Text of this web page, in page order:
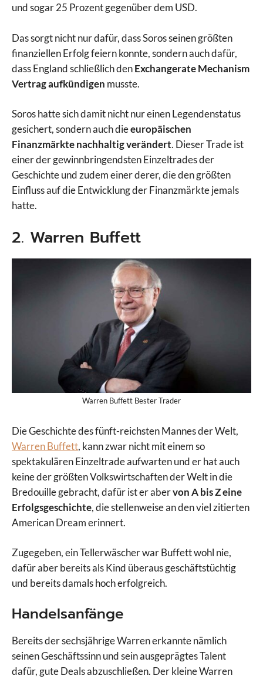
und sogar 25 Prozent gegenüber dem USD.
Das sorgt nicht nur dafür, dass Soros seinen größten
finanziellen Erfolg feiern konnte, sondern auch dafür,
dass England schließlich denExchangerate Mechanism
Vertrag aufkündigen musste.
Soros hatte sich damit nicht nur einen Legendenstatus
gesichert, sondern auch dieeuropäischen
Finanzmärkte nachhaltig verändert. Dieser Trade ist
einer der gewinnbringendsten Einzeltrades der
Geschichte und zudem einer derer, die den größten
Einfluss auf die Entwicklung der Finanzmärkte jemals
hatte.
2. Warren Buffett
Warren Buffett Bester Trader
Die Geschichte des fünft-reichsten Mannes der Welt,
Warren Buffett, kann zwar nicht mit einem so
spektakulären Einzeltrade aufwarten und er hat auch
keine der größten Volkswirtschaften der Welt in die
Bredouille gebracht, dafür ist er abervon A bis Z eine
Erfolgsgeschichte, die stellenweise an den viel zitierten
American Dream erinnert.
Zugegeben, ein Tellerwäscher war Buffett wohl nie,
dafür aber bereits als Kind überaus geschäftstüchtig
und bereits damals hoch erfolgreich.
Handelsanfänge
Bereits der sechsjährige Warren erkannte nämlich
seinen Geschäftssinn und sein ausgeprägtes Talent
dafür, gute Deals abzuschließen. Der kleine Warren